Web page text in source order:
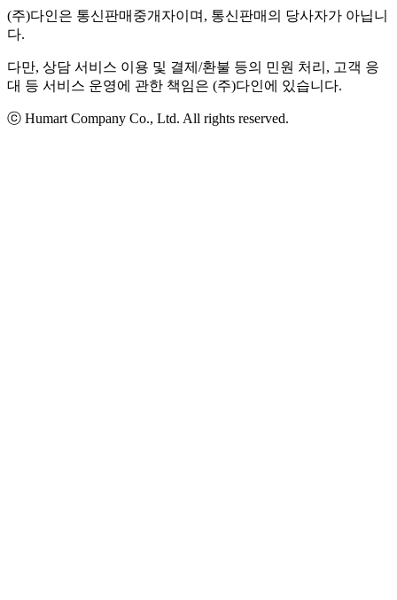
(주)다인은 통신판매중개자이며, 통신판매의 당사자가 아닙니
다.
다만, 상담 서비스 이용 및 결제/환불 등의 민원 처리, 고객 응
대 등 서비스 운영에 관한 책임은 (주)다인에 있습니다.
ⓒ Humart Company Co., Ltd. All rights reserved.